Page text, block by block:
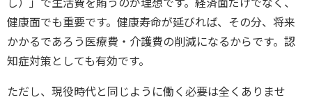
健康面でも重要です。健康寿命が延びれば、その分、将来
かかるであろう医療費・介護費の削減になるからです。認
知症対策としても有効です。
ただし、現役時代と同じように働く必要は全くありませ